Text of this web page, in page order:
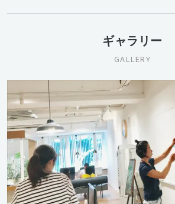
ギャラリー
GALLERY